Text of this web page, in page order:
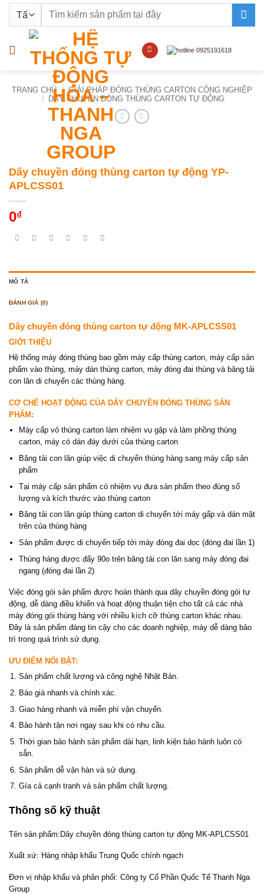
nội
Tìm
TRANG CHỦ / GIẢI PHÁP ĐÓNG THÙNG CARTON CÔNG NGHIỆP
/
DÂY CHUYỀN ĐÓNG THÙNG CARTON TỰ ĐỘNG
Dây chuyền đóng thùng carton tự động YP-
APLCSS01
0₫
MÔ TẢ
ĐÁNH GIÁ (0)
Dây chuyền đóng thùng carton tự động MK-APLCSS01
GIỚI THIỆU
Hệ thống máy đóng thùng bao gồm máy cấp thùng carton, máy cấp sản
phẩm vào thùng, máy dán thùng carton, máy đóng đai thùng và băng tải
con lăn di chuyển các thùng hàng.
CƠ CHẾ HOẠT ĐỘNG CỦA DÂY CHUYỀN ĐÓNG THÙNG SẢN
PHẨM:
Máy cấp vỏ thùng carton làm nhiệm vụ gập và làm phồng thùng
carton, máy có dán đáy dưới của thùng carton
Băng tải con lăn giúp việc di chuyển thùng hàng sang máy cấp sản
phẩm
Tại máy cấp sản phẩm có nhiệm vụ đưa sản phẩm theo đúng số
lượng và kích thước vào thùng carton
Băng tải con lăn giúp thùng carton di chuyển tới máy gấp và dán mặt
trên của thùng hàng
Sản phẩm được di chuyển tiếp tới máy đóng đai dọc (đóng đai lần 1)
Thùng hàng được đẩy 90o trên băng tải con lăn sang máy đóng đai
ngang (đóng đai lần 2)
Việc đóng gói sản phẩm được hoàn thành qua dây chuyền đóng gói tự
động, dễ dàng điều khiển và hoạt động thuận tiện cho tất cả các nhà
máy đóng gói thùng hàng với nhiều kích cỡ thùng carton khác nhau.
Đây là sản phẩm đáng tin cậy cho các doanh nghiệp, máy dễ dàng bảo
trì trong quá trình sử dụng.
ƯU ĐIỂM NỔI BẬT:
Sản phẩm chất lượng và công nghệ Nhật Bản.
Báo giá nhanh và chính xác.
Giao hàng nhanh và miễn phí vận chuyển.
Bảo hành tận nơi ngay sau khi có nhu cầu.
Thời gian bảo hành sản phẩm dài hạn, linh kiện bảo hành luôn có
sẵn.
Sản phẩm dễ vận hàn và sử dụng.
Gía cả cạnh tranh và sản phẩm chất lượng.
Thông số kỹ thuật
Tên sản phẩm:Dây chuyền đóng thùng carton tự động MK-APLCSS01
Xuất xứ: Hàng nhập khẩu Trung Quốc chính ngạch
Đơn vị nhập khẩu và phân phối: Công ty Cổ Phần Quốc Tế Thanh Nga
Group